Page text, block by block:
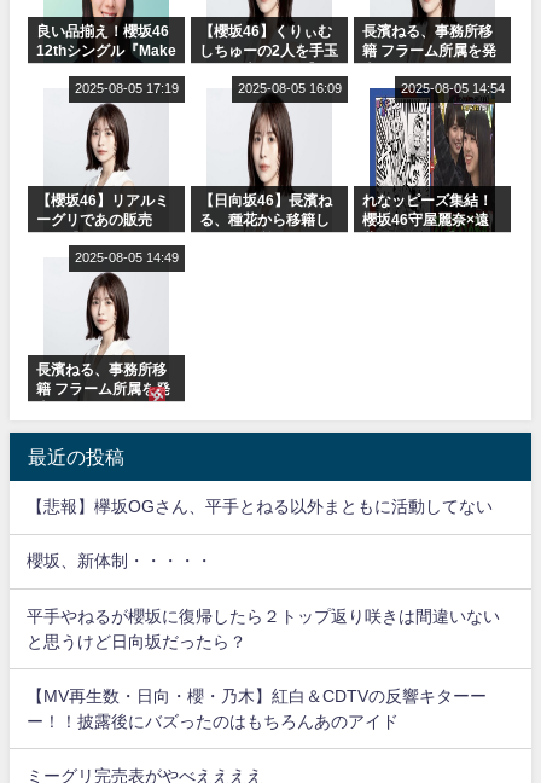
良い品揃え！櫻坂46
12thシングル『Make
ャルグッズ絶賛販売
【櫻坂46】くりぃむ
しちゅーの2人を手玉
りぃむナンタラ】
長濱ねる、事務所移
籍 フラーム所属を発
【櫻坂46】リアルミ
ーグリであの販売
Break』オフィシャ
ルグッズ解禁
2025-08-05 17:19
【日向坂46】長濱ね
る、種花から移籍し
2025-08-05 16:09
れなッピーズ集結！
櫻坂46守屋麗奈×遠
2025-08-05 14:54
長濱ねる、事務所移
籍 フラーム所属を発
2025-08-05 14:49
最近の投稿
【悲報】欅坂OGさん、平手とねる以外まともに活動してない
櫻坂、新体制・・・・・
平手やねるが櫻坂に復帰したら２トップ返り咲きは間違いない
と思うけど日向坂だったら？
【MV再生数・日向・櫻・乃木】紅白＆CDTVの反響キターー
ー！！披露後にバズったのはもちろんあのアイド
ミーグリ完売表がやべええええ